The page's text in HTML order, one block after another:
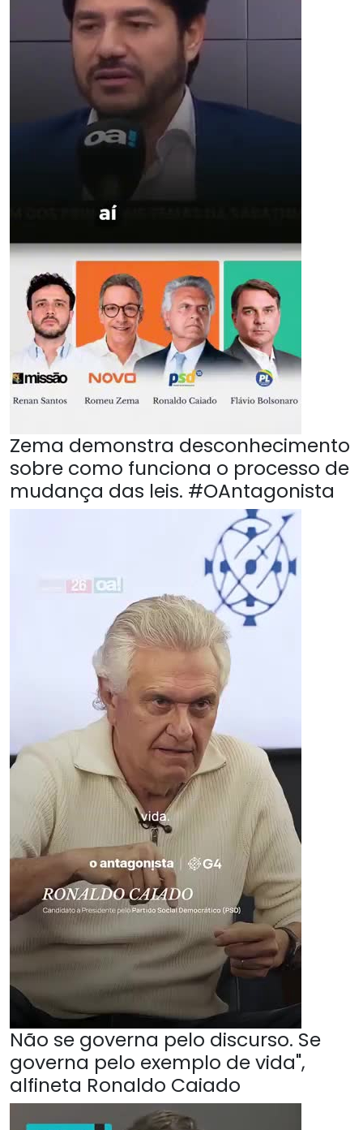
Zema demonstra desconhecimento
sobre como funciona o processo de
mudança das leis. #OAntagonista
Não se governa pelo discurso. Se
governa pelo exemplo de vida",
alfineta Ronaldo Caiado